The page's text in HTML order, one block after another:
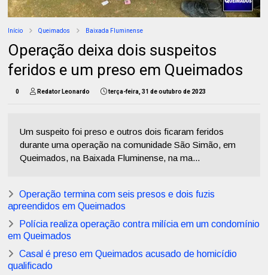
Início Queimados Baixada Fluminense
Operação deixa dois suspeitos
feridos e um preso em Queimados
0 Redator Leonardo terça-feira, 31 de outubro de 2023
Um suspeito foi preso e outros dois ficaram feridos
durante uma operação na comunidade São Simão, em
Queimados, na Baixada Fluminense, na ma...
Operação termina com seis presos e dois fuzis
apreendidos em Queimados
Polícia realiza operação contra milícia em um condomínio
em Queimados
Casal é preso em Queimados acusado de homicídio
qualificado